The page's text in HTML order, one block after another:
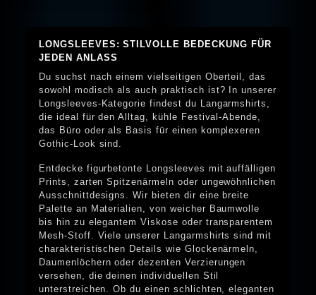
LONGSLEEVES: STILVOLLE BEDECKUNG FÜR
JEDEN ANLASS
Du suchst nach einem vielseitigen Oberteil, das
sowohl modisch als auch praktisch ist? In unserer
Longsleeves-Kategorie findest du Langarmshirts,
die ideal für den Alltag, kühle Festival-Abende,
das Büro oder als Basis für einen komplexeren
Gothic-Look sind.
Entdecke figurbetonte Longsleeves mit auffälligen
Prints, zarten Spitzenärmeln oder ungewöhnlichen
Ausschnittdesigns. Wir bieten dir eine breite
Palette an Materialien, von weicher Baumwolle
bis hin zu elegantem Viskose oder transparentem
Mesh-Stoff. Viele unserer Langarmshirts sind mit
charakteristischen Details wie Glockenärmeln,
Daumenlöchern oder dezenten Verzierungen
versehen, die deinen individuellen Stil
unterstreichen. Ob du einen schlichten, eleganten